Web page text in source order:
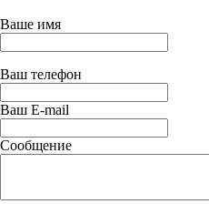
Ваше имя
Ваш телефон
Ваш E-mail
Сообщение